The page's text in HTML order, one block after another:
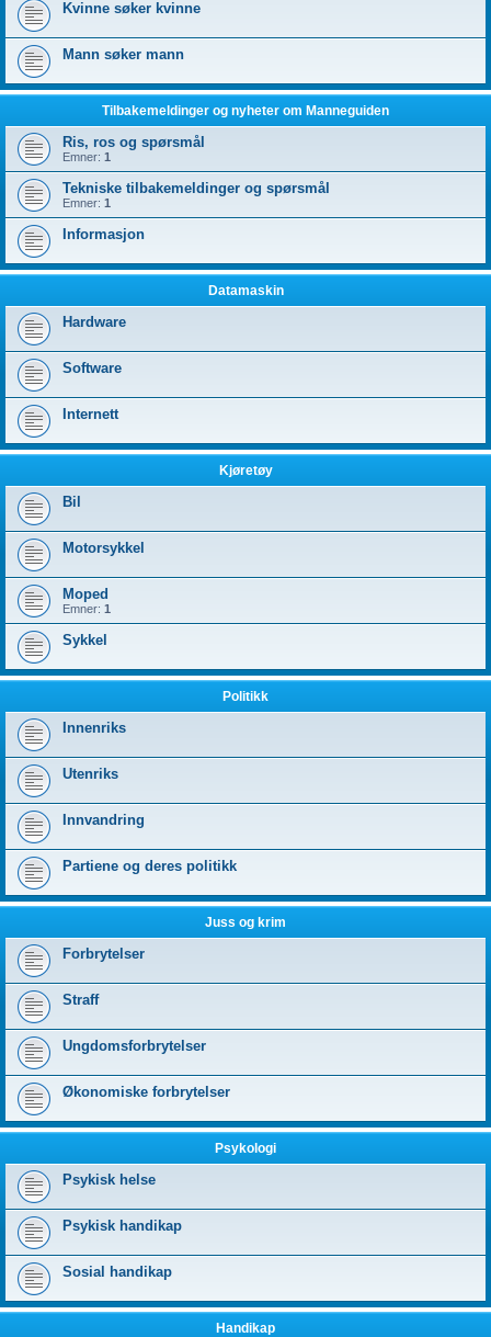
Kvinne søker kvinne
Mann søker mann
Tilbakemeldinger og nyheter om Manneguiden
Ris, ros og spørsmål
Emner: 1
Tekniske tilbakemeldinger og spørsmål
Emner: 1
Informasjon
Datamaskin
Hardware
Software
Internett
Kjøretøy
Bil
Motorsykkel
Moped
Emner: 1
Sykkel
Politikk
Innenriks
Utenriks
Innvandring
Partiene og deres politikk
Juss og krim
Forbrytelser
Straff
Ungdomsforbrytelser
Økonomiske forbrytelser
Psykologi
Psykisk helse
Psykisk handikap
Sosial handikap
Handikap